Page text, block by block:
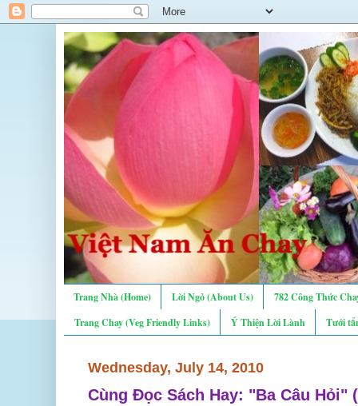
Trang Nhà (Home) Lời Ngỏ (About Us)
782 Công Thức
Trang Chay (Veg Friendly Links)
Ý Thiện Lời Lành Tưới
Wednesday, July 14, 2010
Cùng Đọc Sách Hay: "Ba Câu Hỏi"